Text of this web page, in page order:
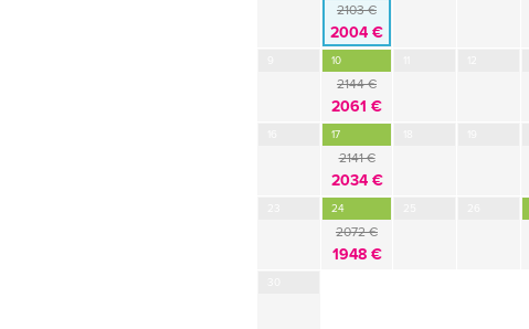
2103 €
2004 €
10
2144 €
2061 €
17
2141 €
2034 €
24
2072 €
1948 €